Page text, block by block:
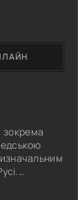
зокрема